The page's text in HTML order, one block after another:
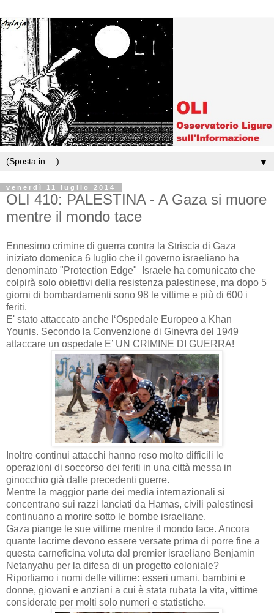
▼
venerdì 11 luglio 2014
OLI 410: PALESTINA - A Gaza si muore
mentre il mondo tace
Ennesimo crimine di guerra contra la Striscia di Gaza
iniziato domenica 6 luglio che il governo israeliano ha
denominato "Protection Edge" Israele ha comunicato che
colpirà solo obiettivi della resistenza palestinese, ma dopo 5
giorni di bombardamenti sono 98 le vittime e più di 600 i
feriti.
E' stato attaccato anche l‘Ospedale Europeo a Khan
Younis. Secondo la Convenzione di Ginevra del 1949
attaccare un ospedale E’ UN CRIMINE DI GUERRA!
Inoltre continui attacchi hanno reso molto difficili le
operazioni di soccorso dei feriti in una città messa in
ginocchio già dalle precedenti guerre.
Mentre la maggior parte dei media internazionali si
concentrano sui razzi lanciati da Hamas, civili palestinesi
continuano a morire sotto le bombe israeliane.
Gaza piange le sue vittime mentre il mondo tace. Ancora
quante lacrime devono essere versate prima di porre fine a
questa carneficina voluta dal premier israeliano Benjamin
Netanyahu per la difesa di un progetto coloniale?
Riportiamo i nomi delle vittime: esseri umani, bambini e
donne, giovani e anziani a cui è stata rubata la vita, vittime
considerate per molti solo numeri e statistiche.